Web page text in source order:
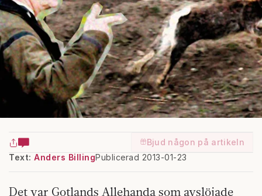
Bjud någon på artikeln
Text: Anders BillingPublicerad 2013-01-23
Det var Gotlands Allehanda som avslöjade